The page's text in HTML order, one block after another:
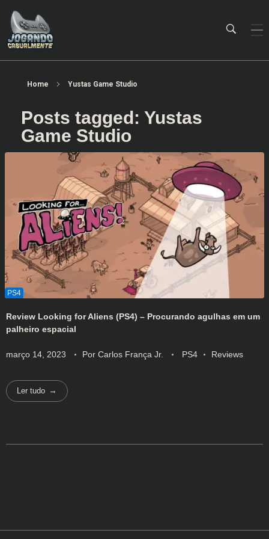
Home Yustas Game Studio
Posts tagged: Yustas
Game Studio
Review Looking for Aliens (PS4) – Procurando agulhas em um
palheiro espacial
março 14, 2023 Por Carlos França Jr. PS4 Reviews
Ler tudo